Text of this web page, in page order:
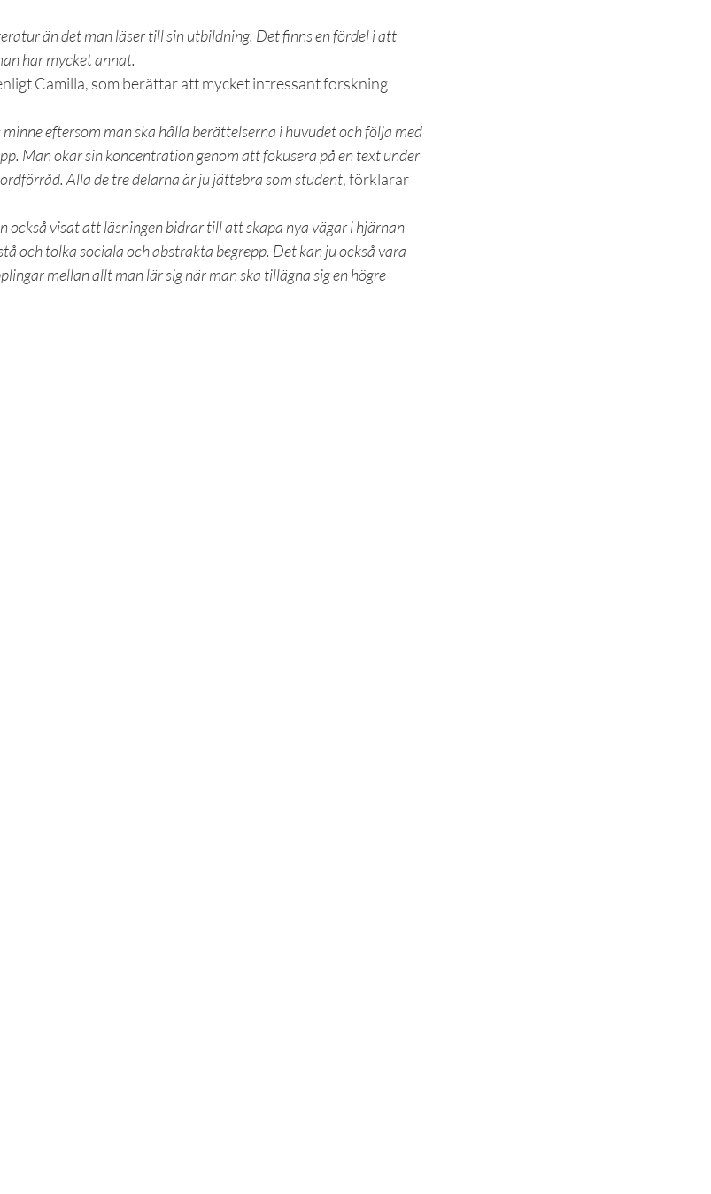
än det man läser till sin utbildning. Det finns en fördel i att
har mycket annat.
Camilla, som berättar att mycket intressant forskning
eftersom man ska hålla berättelserna i huvudet och följa med
Man ökar sin koncentration genom att fokusera på en text under
Alla de tre delarna är ju jättebra som student, förklarar
också visat att läsningen bidrar till att skapa nya vägar i hjärnan
och tolka sociala och abstrakta begrepp. Det kan ju också vara
mellan allt man lär sig när man ska tillägna sig en högre